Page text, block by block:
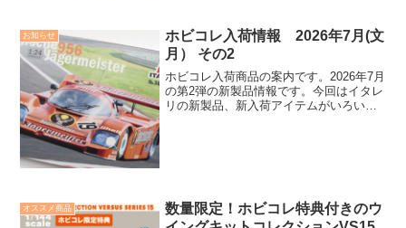
お知らせ
ホビコレ入荷情報 2026年7月(文
月） その2
ホビコレ入荷商品の案内です。2026年7月
の第2弾の新製品情報です。今回はイタレ
リの新製品、新入荷アイテムがいろいろ
オススメ商品
数量限定！ホビコレ特典付きのウ